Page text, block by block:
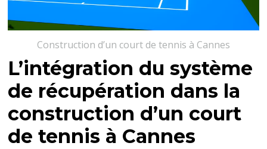
Construction d’un court de tennis à Cannes
L’intégration du système
de récupération dans la
construction d’un court
de tennis à Cannes